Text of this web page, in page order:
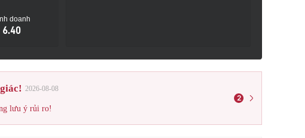
doanh
6.40
2026-08-08
lưu ý rủi ro!
2